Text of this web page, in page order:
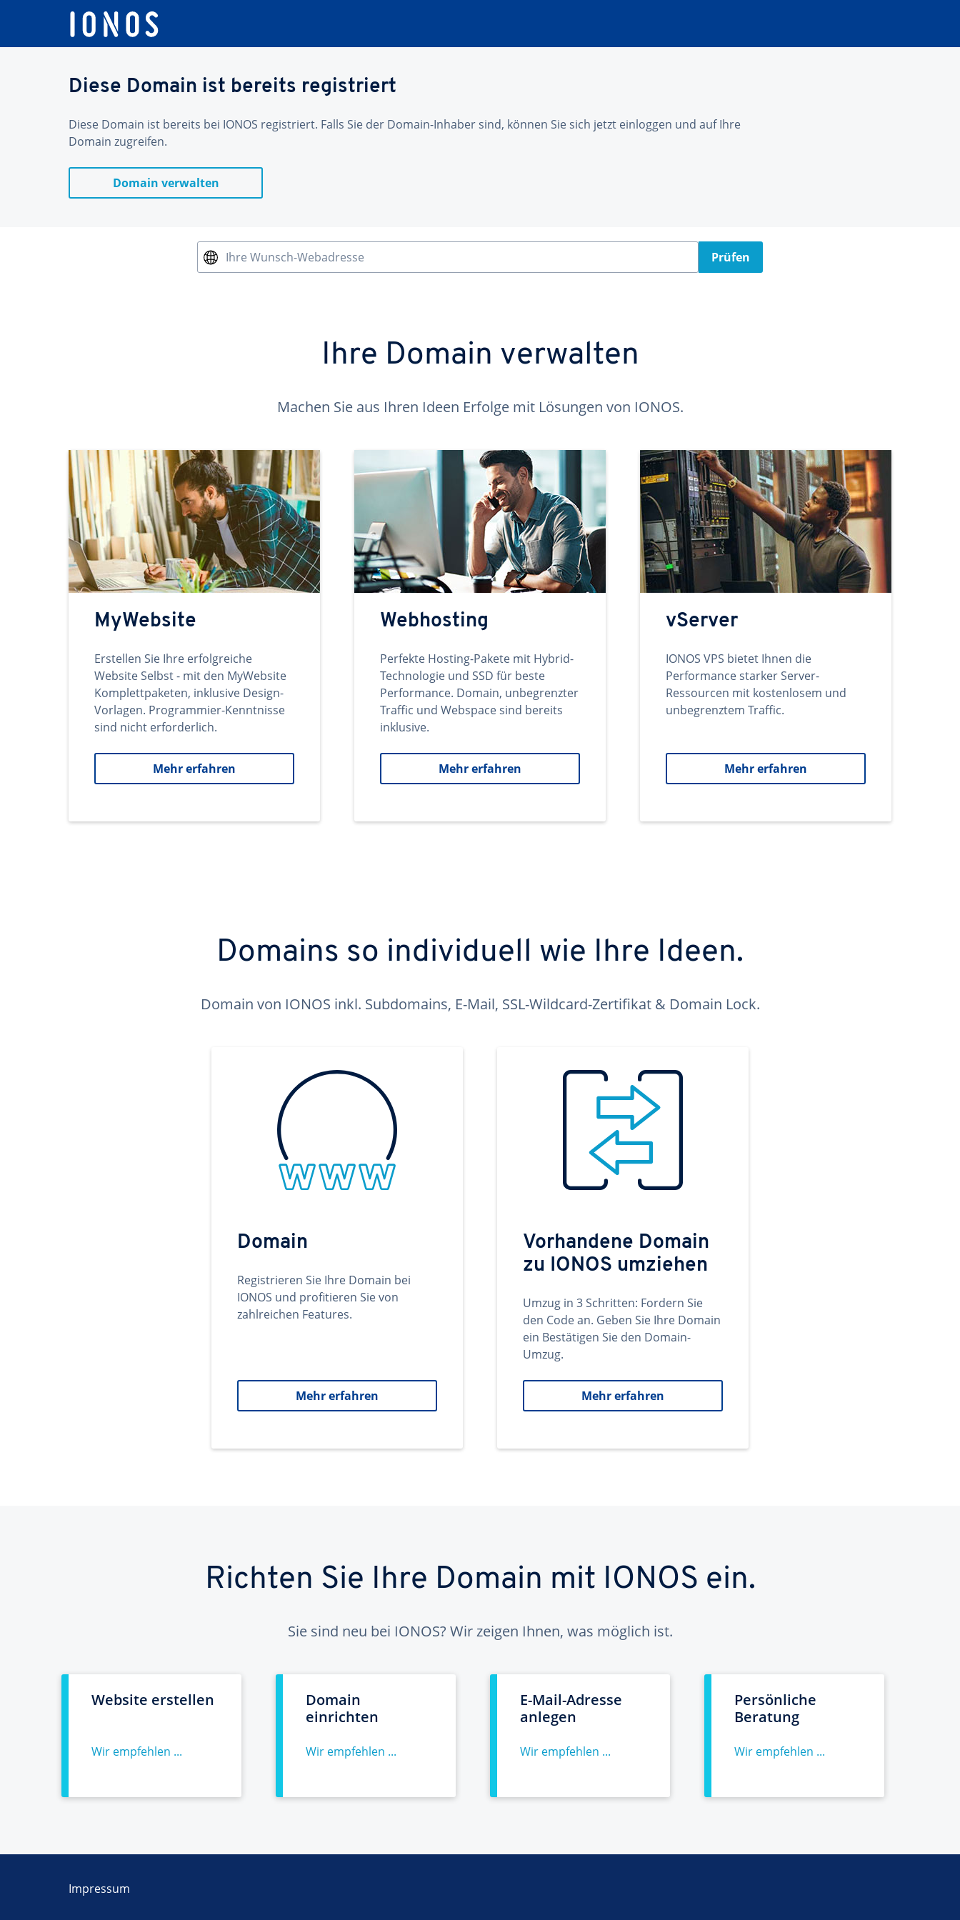
Diese Domain ist bereits registriert
Diese Domain ist bereits bei IONOS registriert. Falls Sie der Domain-Inhaber sind, können Sie sich jetzt einloggen und auf Ihre
Domain zugreifen.
Domain verwalten
Ihre Wunsch-Webadresse Prüfen
Ihre Domain verwalten
Machen Sie aus Ihren Ideen Erfolge mit Lösungen von IONOS.
MyWebsite
Erstellen Sie Ihre erfolgreiche
Website Selbst - mit den MyWebsite
Komplettpaketen, inklusive Design-
Vorlagen. Programmier-Kenntnisse
sind nicht erforderlich.
Mehr erfahren
Webhosting
Perfekte Hosting-Pakete mit Hybrid-
Technologie und SSD für beste
Performance. Domain, unbegrenzter
Traffic und Webspace sind bereits
inklusive.
Mehr erfahren
vServer
IONOS VPS bietet Ihnen die
Performance starker Server-
Ressourcen mit kostenlosem und
unbegrenztem Traffic.
Mehr erfahren
Domains so individuell wie Ihre Ideen.
Domain von IONOS inkl. Subdomains, E-Mail, SSL-Wildcard-Zertifikat & Domain Lock.
Domain
Registrieren Sie Ihre Domain bei
IONOS und profitieren Sie von
zahlreichen Features.
Mehr erfahren
Vorhandene Domain
zu IONOS umziehen
Umzug in 3 Schritten: Fordern Sie
den Code an. Geben Sie Ihre Domain
ein Bestätigen Sie den Domain-
Umzug.
Mehr erfahren
Richten Sie Ihre Domain mit IONOS ein.
Sie sind neu bei IONOS? Wir zeigen Ihnen, was möglich ist.
Website erstellen
Wir empfehlen ...
Domain
einrichten
Wir empfehlen ...
E-Mail-Adresse
anlegen
Wir empfehlen ...
Persönliche
Beratung
Wir empfehlen ...
Impressum